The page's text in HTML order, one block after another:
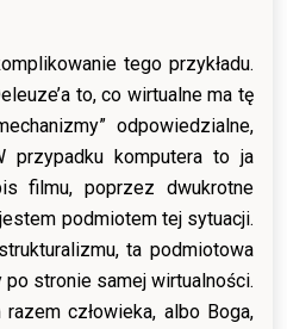
tego przykładu.
to, co wirtualne ma tę
odpowiedzialne,
przypadku komputera to ja
filmu, poprzez dwukrotne
podmiotem tej sytuacji.
ta podmiotowa
stronie samej wirtualności.
człowieka, albo Boga,